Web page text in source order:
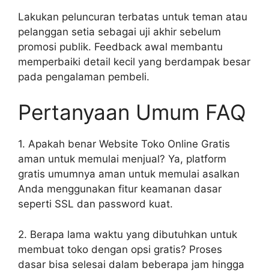
Lakukan peluncuran terbatas untuk teman atau
pelanggan setia sebagai uji akhir sebelum
promosi publik. Feedback awal membantu
memperbaiki detail kecil yang berdampak besar
pada pengalaman pembeli.
Pertanyaan Umum FAQ
1. Apakah benar Website Toko Online Gratis
aman untuk memulai menjual? Ya, platform
gratis umumnya aman untuk memulai asalkan
Anda menggunakan fitur keamanan dasar
seperti SSL dan password kuat.
2. Berapa lama waktu yang dibutuhkan untuk
membuat toko dengan opsi gratis? Proses
dasar bisa selesai dalam beberapa jam hingga